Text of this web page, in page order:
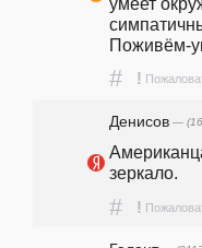
Поживём-
# !
Денисов —
зеркало.
# !